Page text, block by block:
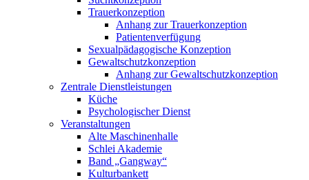
Trauerkonzeption
Anhang zur Trauerkonzeption
Patientenverfügung
Sexualpädagogische Konzeption
Gewaltschutzkonzeption
Anhang zur Gewaltschutzkonzeption
Zentrale Dienstleistungen
Küche
Psychologischer Dienst
Veranstaltungen
Alte Maschinenhalle
Schlei Akademie
Band „Gangway“
Kulturbankett